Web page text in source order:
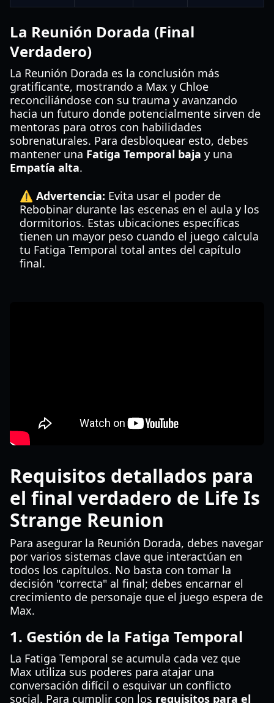
La Reunión Dorada (Final
Verdadero)
La Reunión Dorada es la conclusión más
gratificante, mostrando a Max y Chloe
reconciliándose con su trauma y avanzando
hacia un futuro donde potencialmente sirven de
mentoras para otros con habilidades
sobrenaturales. Para desbloquear esto, debes
mantener una Fatiga Temporal baja y una
Empatía alta.
⚠️ Advertencia: Evita usar el poder de
Rebobinar durante las escenas en el aula y los
dormitorios. Estas ubicaciones específicas
tienen un mayor peso cuando el juego calcula
tu Fatiga Temporal total antes del capítulo
final.
Requisitos detallados para
el final verdadero de Life Is
Strange Reunion
Para asegurar la Reunión Dorada, debes navegar
por varios sistemas clave que interactúan en
todos los capítulos. No basta con tomar la
decisión "correcta" al final; debes encarnar el
crecimiento de personaje que el juego espera de
Max.
1. Gestión de la Fatiga Temporal
La Fatiga Temporal se acumula cada vez que
Max utiliza sus poderes para atajar una
conversación difícil o esquivar un conflicto
social. Para cumplir con los requisitos para el